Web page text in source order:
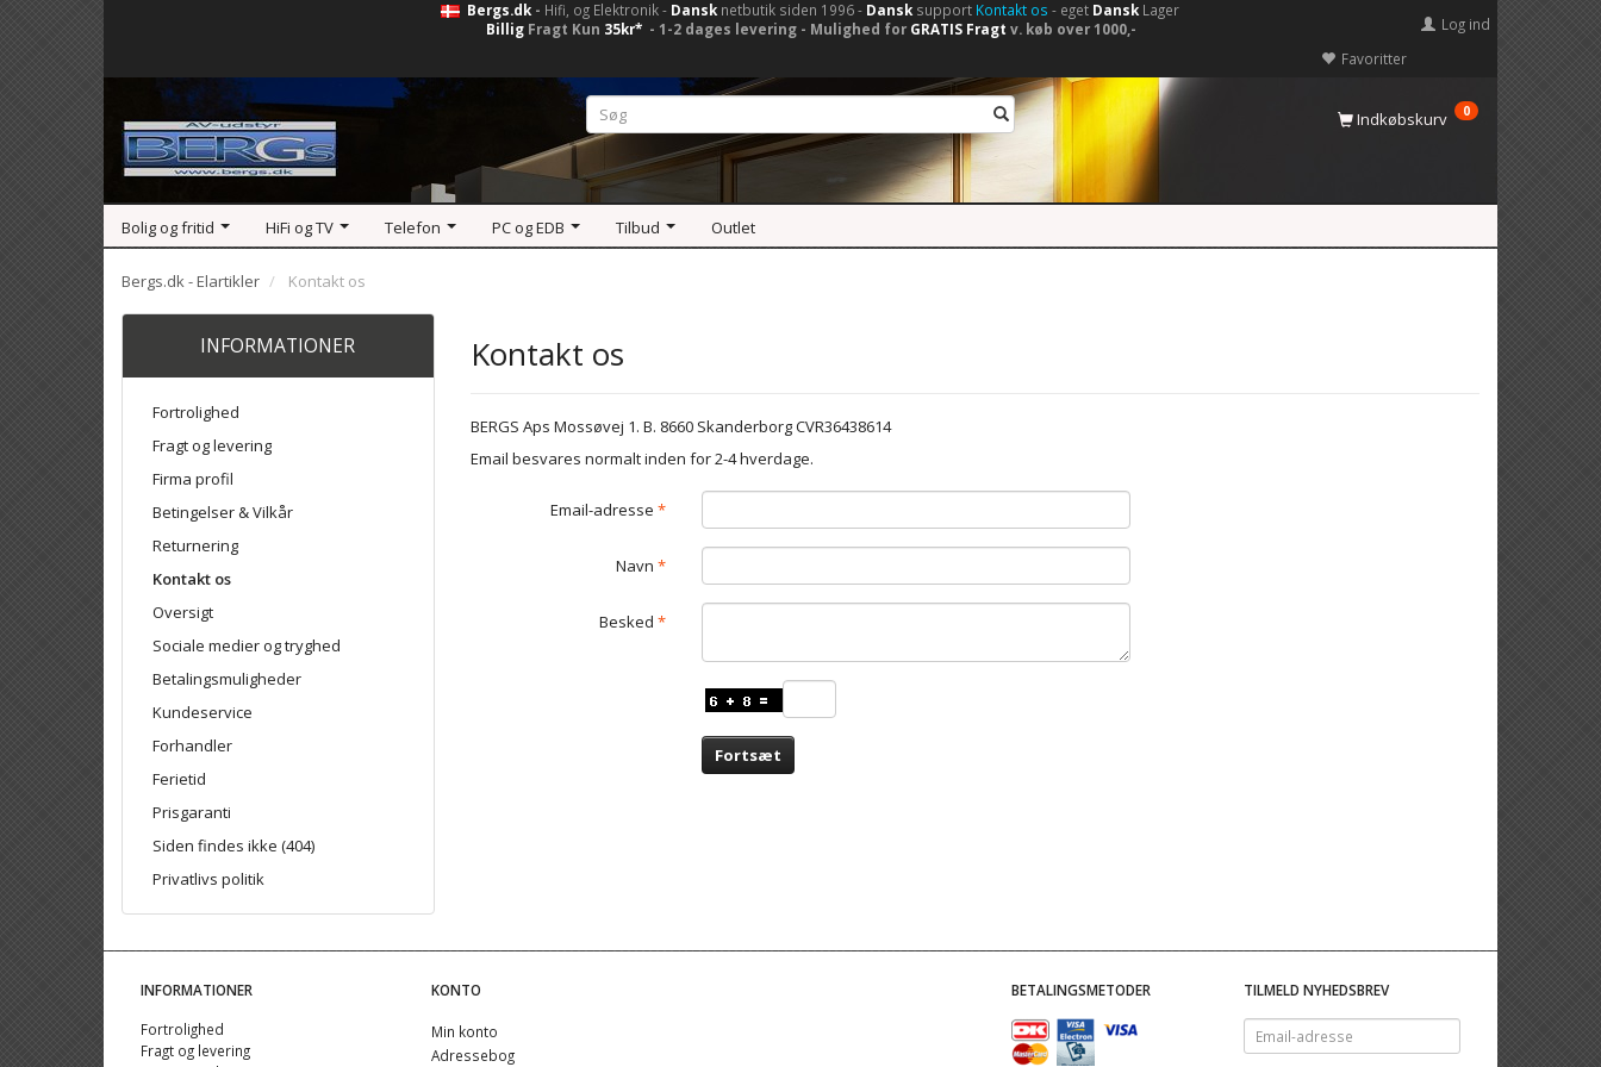
Bergs.dk- Hifi, og Elektronik - Dansknetbutik siden 1996 - Dansksupport Kontakt os - eget DanskLager
Billig Fragt Kun 35kr* - 1-2 dages levering - Mulighed for GRATIS Fragt v. køb over 1000,-
Favoritter
Log ind
Indkøbskurv 0
Bolig og fritid HiFi og TV Telefon PC og EDB Tilbud Outlet
Bergs.dk - Elartikler Kontakt os
INFORMATIONER
Fortrolighed
Fragt og levering
Firma profil
Betingelser & Vilkår
Returnering
Kontakt os
Oversigt
Sociale medier og tryghed
Betalingsmuligheder
Kundeservice
Forhandler
Ferietid
Prisgaranti
Siden findes ikke (404)
Privatlivs politik
Kontakt os
BERGS Aps Mossøvej 1. B. 8660 Skanderborg CVR36438614
Email besvares normalt inden for 2-4 hverdage.
Email-adresse
Navn
Besked
Fortsæt
INFORMATIONER
Fortrolighed
Fragt og levering
KONTO
Min konto
Adressebog
BETALINGSMETODER
TILMELD NYHEDSBREV
Email-
adresse